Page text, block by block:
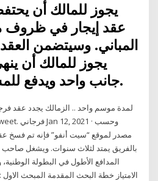
يجوز للمالك أن
عقد إيجار في ظروف
المباني. وسيتضمن العقد
يجوز للمالك أن
جانب واحد ويدفع للمستأجر مبلغا معينا.
لمدة موسم واحد .. الزمالك يجدد عقد
مصدر لموقع “سيت أنفو” فإنه تم فسخ
المدافع الأطول في البطولة
الامتياز خطة البحث المقدمة المبحث